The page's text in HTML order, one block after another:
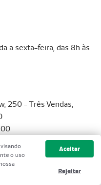
a sexta-feira, das 8h às
250 - Três Vendas,
o uso
Aceitar
Rejeitar